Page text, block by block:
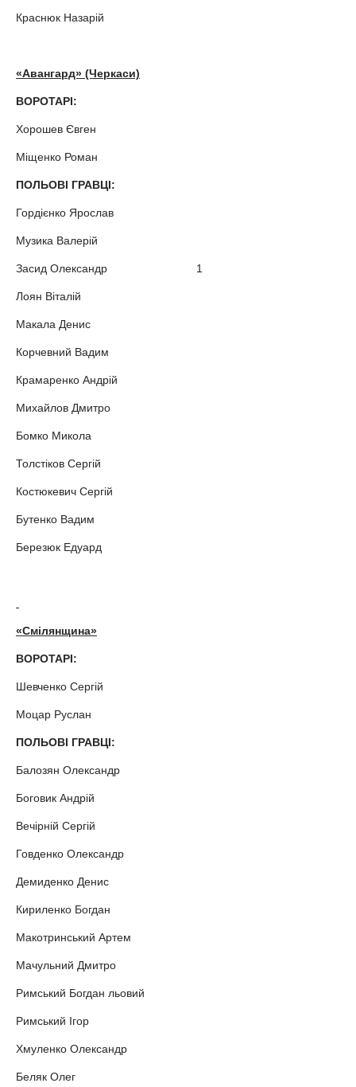
Краснюк Назарій
«Авангард» (Черкаси)
ВОРОТАРІ:
Хорошев Євген
Міщенко Роман
ПОЛЬОВІ ГРАВЦІ:
Гордієнко Ярослав
Музика Валерій
Засид Олександр 1
Лоян Віталій
Макала Денис
Корчевний Вадим
Крамаренко Андрій
Михайлов Дмитро
Бомко Микола
Толстіков Сергій
Костюкевич Сергій
Бутенко Вадим
Березюк Едуард
«Смілянщина»
ВОРОТАРІ:
Шевченко Сергій
Моцар Руслан
ПОЛЬОВІ ГРАВЦІ:
Балозян Олександр
Боговик Андрій
Вечірній Сергій
Говденко Олександр
Демиденко Денис
Кириленко Богдан
Макотринський Артем
Мачульний Дмитро
Римський Богдан льовий
Римський Ігор
Хмуленко Олександр
Беляк Олег